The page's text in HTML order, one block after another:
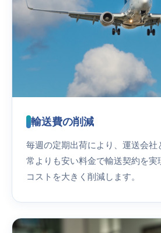
輸送費の削減
毎週の定期出荷により、運送会社
常よりも安い料金で輸送契約を実
コストを大きく削減します。